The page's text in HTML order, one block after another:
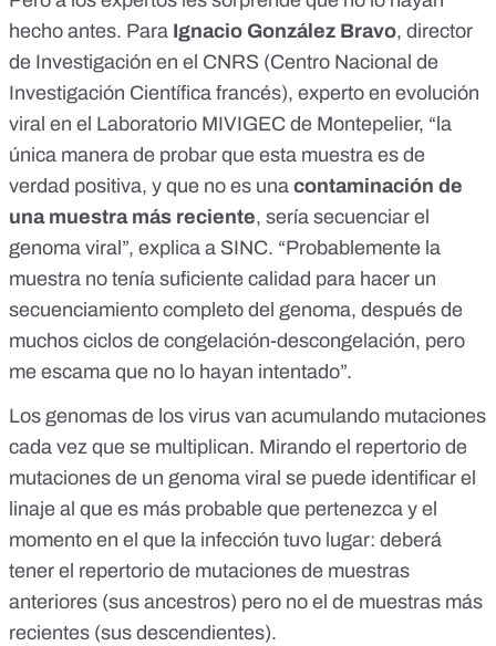
hecho antes. Para Ignacio González Bravo, director
de Investigación en el CNRS (Centro Nacional de
Investigación Científica francés), experto en evolución
viral en el Laboratorio MIVIGEC de Montepelier, “la
única manera de probar que esta muestra es de
verdad positiva, y que no es una contaminación de
una muestra más reciente, sería secuenciar el
genoma viral”, explica a SINC. “Probablemente la
muestra no tenía suficiente calidad para hacer un
secuenciamiento completo del genoma, después de
muchos ciclos de congelación-descongelación, pero
me escama que no lo hayan intentado”.
Los genomas de los virus van acumulando mutaciones
cada vez que se multiplican. Mirando el repertorio de
mutaciones de un genoma viral se puede identificar el
linaje al que es más probable que pertenezca y el
momento en el que la infección tuvo lugar: deberá
tener el repertorio de mutaciones de muestras
anteriores (sus ancestros) pero no el de muestras más
recientes (sus descendientes).